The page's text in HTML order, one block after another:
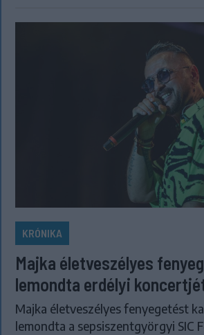
KRÓNIKA
Majka életveszélyes
lemondta erdélyi
Majka életveszélyes fenyegetést
lemondta a sepsiszentgyörgyi SIC